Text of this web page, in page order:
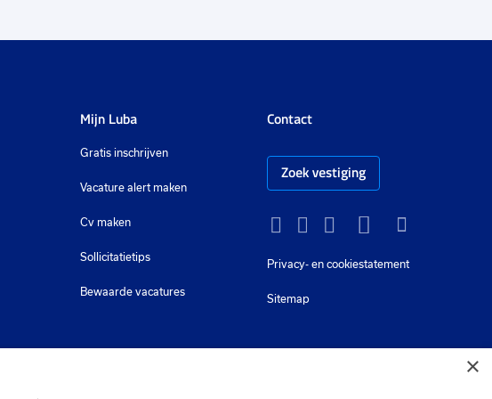
Mijn Luba
Gratis inschrijven
Vacature alert maken
Cv maken
Sollicitatietips
Bewaarde vacatures
Contact
Zoek vestiging
Privacy- en cookiestatement
Sitemap
×